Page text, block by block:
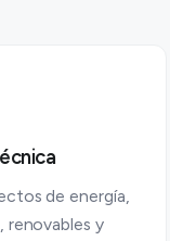
de energía,
renovables y